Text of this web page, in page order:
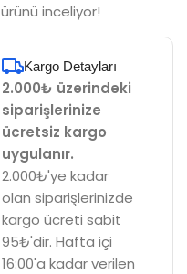
ürünü inceliyor!
Kargo Detayları
2.000₺ üzerindeki
siparişlerinize
ücretsiz kargo
uygulanır.
2.000₺'ye kadar
olan siparişlerinizde
kargo ücreti sabit
95₺'dir. Hafta içi
16:00'a kadar verilen